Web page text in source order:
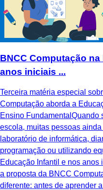
BNCC Computação
anos iniciais ...
Terceira matéria especial
Computação aborda a
Ensino FundamentalQuando
escola, muitas pessoas
laboratório de informática,
programação ou utilizando
Educação Infantil e nos
a proposta da BNCC
diferente: antes de aprender